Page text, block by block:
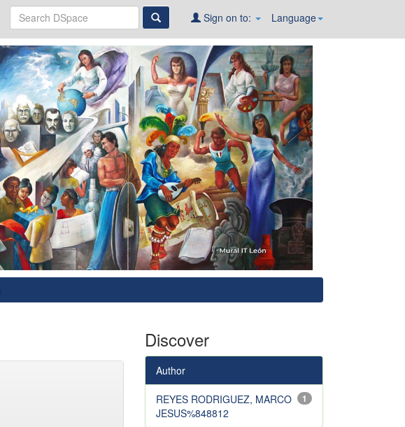
Language
Sign on to:
Discover
Author
1
REYES RODRIGUEZ, MARCO
JESUS%848812